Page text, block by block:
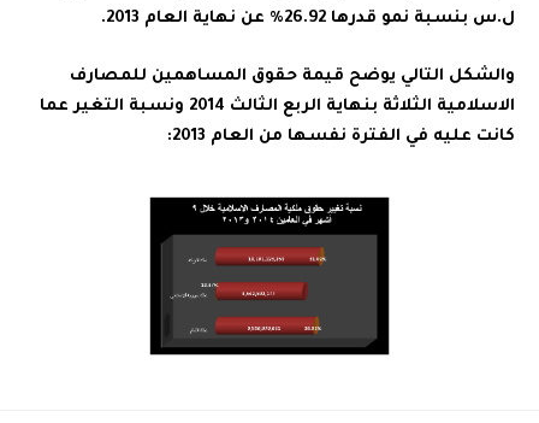
ل.س بنسبة نمو قدرها 26.92% عن نهاية العام 2013.
والشكل التالي يوضح قيمة حقوق المساهمين للمصارف
الاسلامية الثلاثة بنهاية الربع الثالث 2014 ونسبة التغير عما
كانت عليه في الفترة نفسها من العام 2013: